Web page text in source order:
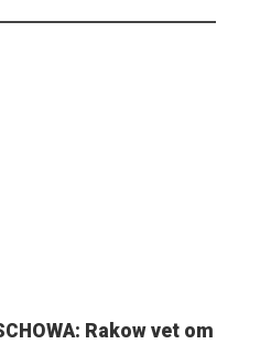
Rakow vet om